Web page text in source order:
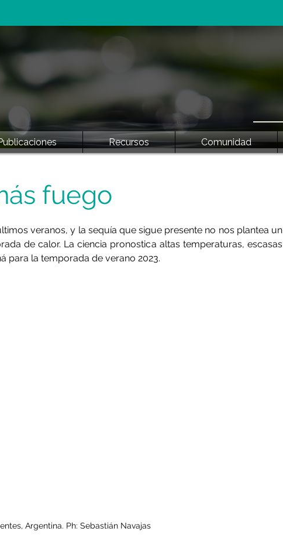
Recursos Comunidad
fuego
veranos, y la sequía que sigue presente no nos plantea un
de calor. La ciencia pronostica altas temperaturas, escasas
para la temporada de verano 2023.
Argentina. Ph: Sebastián Navajas